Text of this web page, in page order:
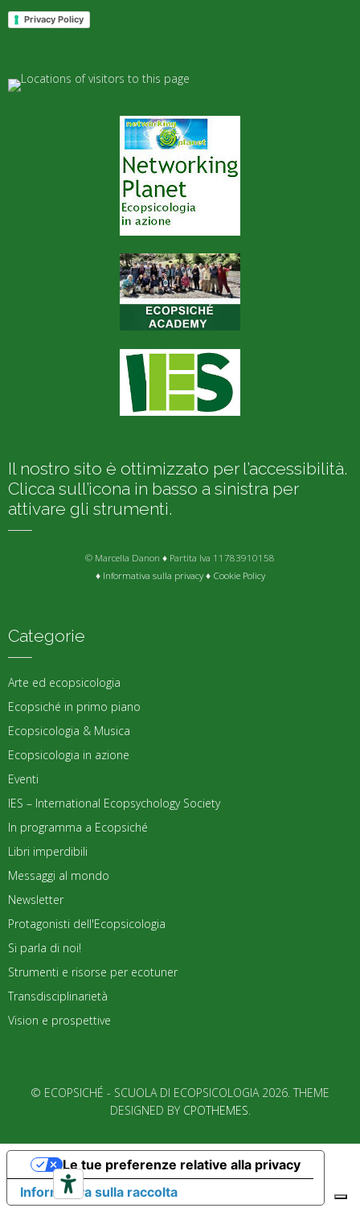
Privacy Policy
Il nostro sito è ottimizzato per l’accessibilità.
Clicca sull’icona in basso a sinistra per
attivare gli strumenti.
© Marcella Danon ♦ Partita Iva 11783910158
♦ Informativa sulla privacy♦ Cookie Policy
Categorie
Arte ed ecopsicologia
Ecopsiché in primo piano
Ecopsicologia & Musica
Ecopsicologia in azione
Eventi
IES – International Ecopsychology Society
In programma a Ecopsiché
Libri imperdibili
Messaggi al mondo
Newsletter
Protagonisti dell'Ecopsicologia
Si parla di noi!
Strumenti e risorse per ecotuner
Transdisciplinarietà
Vision e prospettive
© ECOPSICHÉ - SCUOLA DI ECOPSICOLOGIA 2026. THEME
DESIGNED BY CPOTHEMES.
Informativa sulla raccolta
Le tue preferenze relative alla privacy